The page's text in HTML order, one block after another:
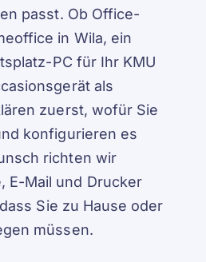
passt. Ob Office-
in Wila, ein
PC für Ihr KMU
als
zuerst, wofür Sie
konfigurieren es
richten wir
E-Mail und Drucker
Sie zu Hause oder
müssen.